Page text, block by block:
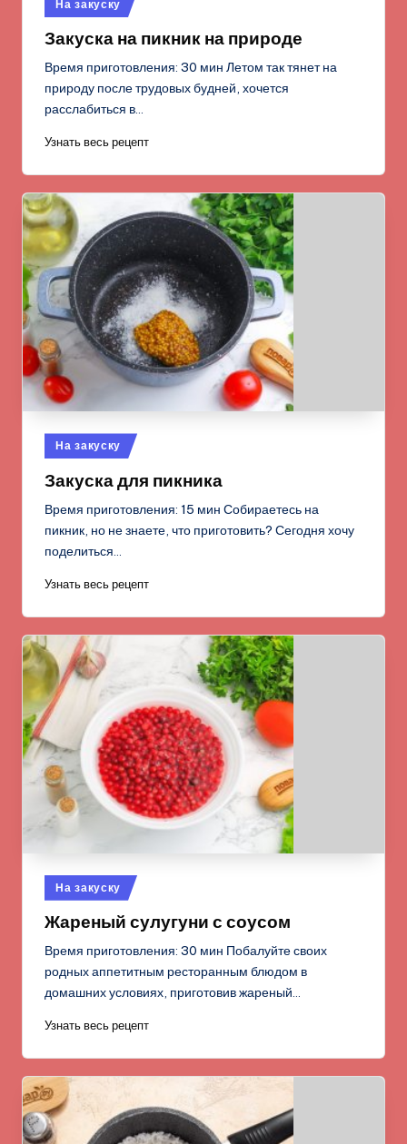
в
На закуску
Закуска на пикник на природе
Время приготовления: 30 мин Летом так тянет на
природу после трудовых будней, хочется
расслабиться в…
Узнать весь рецепт
Опубликовано
в
На закуску
Закуска для пикника
Время приготовления: 15 мин Собираетесь на
пикник, но не знаете, что приготовить? Сегодня хочу
поделиться…
Узнать весь рецепт
Опубликовано
в
На закуску
Жареный сулугуни с соусом
Время приготовления: 30 мин Побалуйте своих
родных аппетитным ресторанным блюдом в
домашних условиях, приготовив жареный…
Узнать весь рецепт